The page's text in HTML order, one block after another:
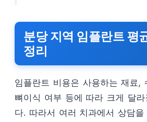
분당 지역 임플란트 평
정리
임플란트 비용은 사용하는 재료,
뼈이식 여부 등에 따라 크게 달
다. 따라서 여러 치과에서 상담